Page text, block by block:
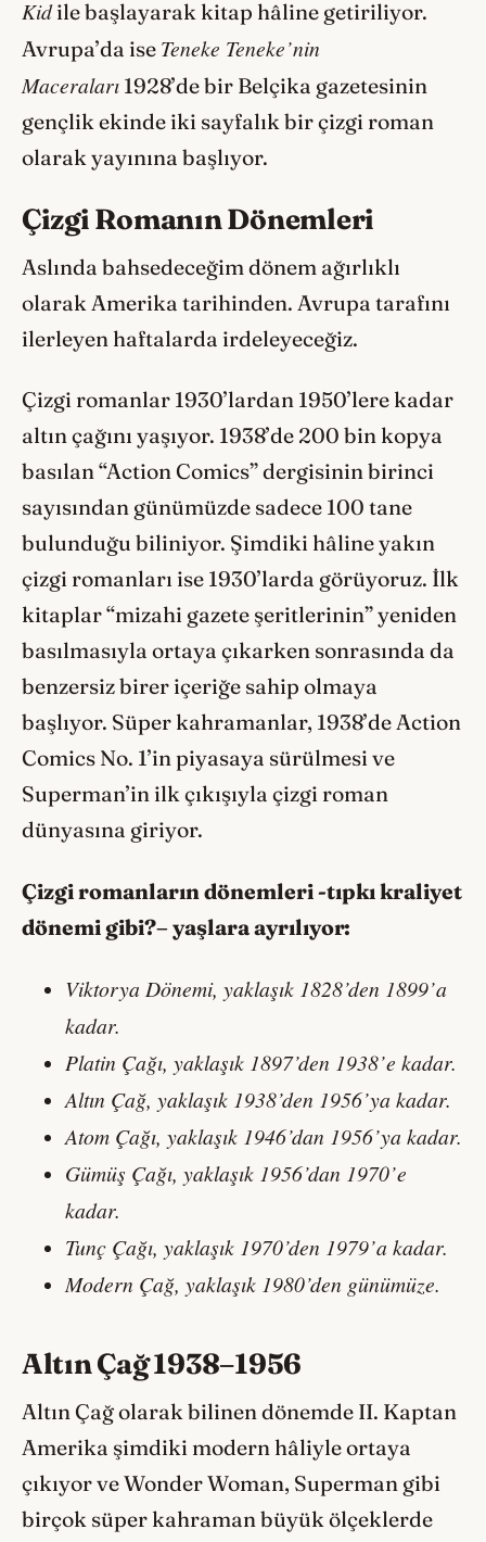
Kidile başlayarak kitap hâline getiriliyor.
Avrupa’da ise Teneke Teneke’nin
Maceraları 1928’de bir Belçika gazetesinin
gençlik ekinde iki sayfalık bir çizgi roman
olarak yayınına başlıyor.
Çizgi Romanın Dönemleri
Aslında bahsedeceğim dönem ağırlıklı
olarak Amerika tarihinden. Avrupa tarafını
ilerleyen haftalarda irdeleyeceğiz.
Çizgi romanlar 1930’lardan 1950’lere kadar
altın çağını yaşıyor. 1938’de 200 bin kopya
basılan “Action Comics” dergisinin birinci
sayısından günümüzde sadece 100 tane
bulunduğu biliniyor. Şimdiki hâline yakın
çizgi romanları ise 1930’larda görüyoruz. İlk
kitaplar “mizahi gazete şeritlerinin” yeniden
basılmasıyla ortaya çıkarken sonrasında da
benzersiz birer içeriğe sahip olmaya
başlıyor. Süper kahramanlar, 1938’de Action
Comics No. 1’in piyasaya sürülmesi ve
Superman’in ilk çıkışıyla çizgi roman
dünyasına giriyor.
Çizgi romanların dönemleri -tıpkı kraliyet
dönemi gibi?– yaşlara ayrılıyor:
Viktorya Dönemi, yaklaşık 1828’den 1899’a
kadar.
Platin Çağı, yaklaşık 1897’den 1938’e kadar.
Altın Çağ, yaklaşık 1938’den 1956’ya kadar.
Atom Çağı, yaklaşık 1946’dan 1956’ya kadar.
Gümüş Çağı, yaklaşık 1956’dan 1970’e
kadar.
Tunç Çağı, yaklaşık 1970’den 1979’a kadar.
Modern Çağ, yaklaşık 1980’den günümüze.
Altın Çağ 1938–1956
Altın Çağ olarak bilinen dönemde II. Kaptan
Amerika şimdiki modern hâliyle ortaya
çıkıyor ve Wonder Woman, Superman gibi
birçok süper kahraman büyük ölçeklerde